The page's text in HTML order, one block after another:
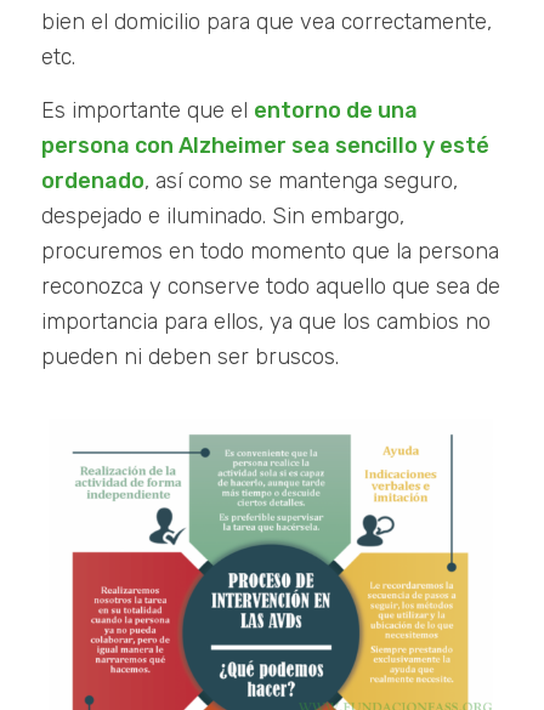
bien el domicilio para que vea correctamente,
etc.
Es importante que el entorno de una
persona con Alzheimer sea sencillo y esté
ordenado, así como se mantenga seguro,
despejado e iluminado. Sin embargo,
procuremos en todo momento que la persona
reconozca y conserve todo aquello que sea de
importancia para ellos, ya que los cambios no
pueden ni deben ser bruscos.